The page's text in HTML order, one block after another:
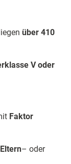
über 410
V oder
Faktor
Eltern– oder